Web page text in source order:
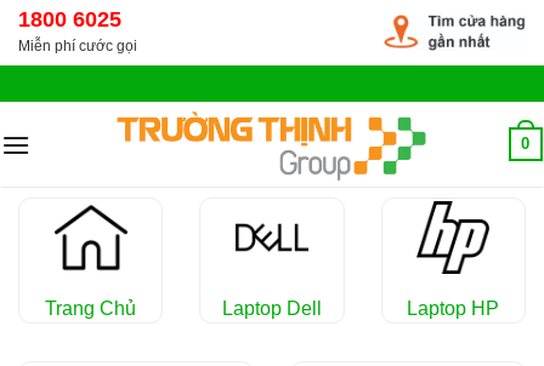
Chuyển
đến
dung
1800 6025
Miễn phí cước gọi
0
Trang Chủ Laptop Dell Laptop HP